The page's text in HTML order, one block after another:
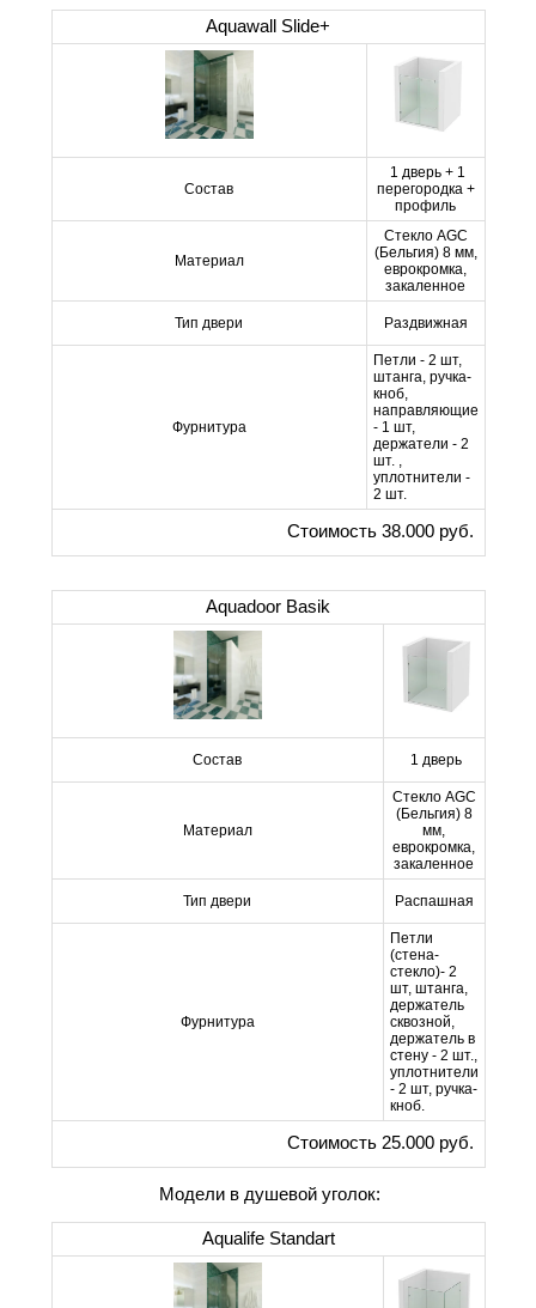
Aquawall Slide+
Состав
1 дверь + 1
перегородка +
профиль
Материал
Стекло AGC
(Бельгия) 8 мм,
еврокромка,
закаленное
Тип двери Раздвижная
Фурнитура
Петли - 2 шт,
штанга, ручка-
кноб,
направляющие
- 1 шт,
держатели - 2
шт. ,
уплотнители -
2 шт.
Стоимость 38.000 руб.
Aquadoor Basik
Состав 1 дверь
Материал
Стекло AGC
(Бельгия) 8
мм,
еврокромка,
закаленное
Тип двери Распашная
Фурнитура
Петли
(стена-
стекло)- 2
шт, штанга,
держатель
сквозной,
держатель в
стену - 2 шт.,
уплотнители
- 2 шт, ручка-
кноб.
Стоимость 25.000 руб.
Модели в душевой уголок:
Aqualife Standart